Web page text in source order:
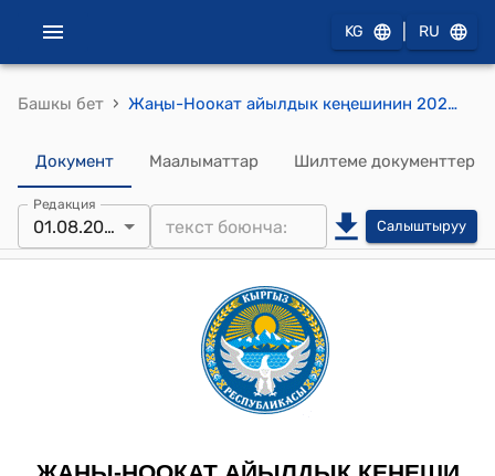
KG RU
Башкы бет › Жаңы-Ноокат айылдык кеңешинин 2024-жылдын 08-апрелиндеги №3 "Жаңы-Ноокат айылдык кеңешинин төрагасынын орун басарын шайлоо тууралуу" токтому.
Документ Маалыматтар Шилтеме документтер
Редакция
01.08.2024 Салыштыруу